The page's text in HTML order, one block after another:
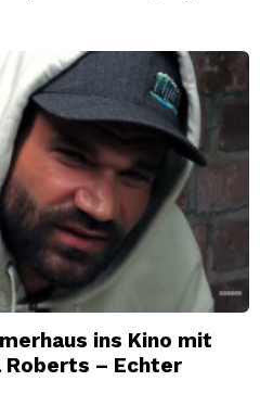
ins Kino mit
Roberts – Echter